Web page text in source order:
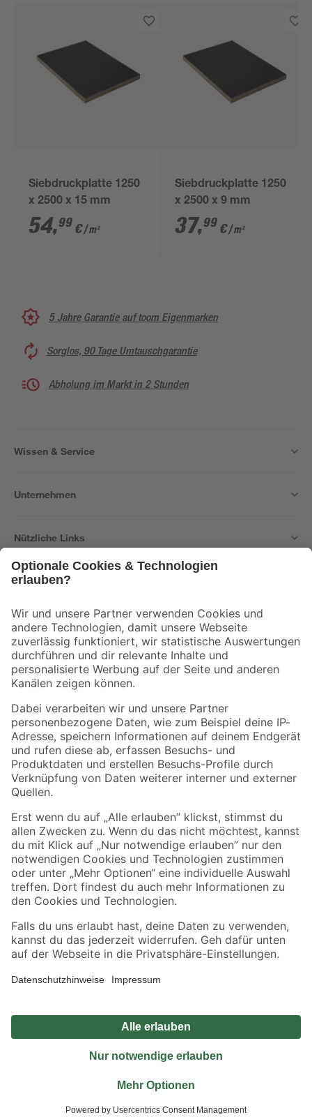
Siebdruckplatte 1250
x 2500 x 15 mm
54,99 €/ m²
Siebdruckplatte 1250
x 2500 x 9 mm
37,99 €/ m²
5 Jahre Garantie auf toom Eigenmarken
Sorglos, 90 Tage Umtauschgarantie
Abholung im Markt in 2 Stunden
Wissen & Service
Unternehmen
Nützliche Links
Der toom Newsletter: Keine Angebote und Aktionen mehr verpassen!
Zur Newsletter Anmeldung
Folge uns
Zahlungsarten Versandarten
Sicher einkaufen
Jetzt die toom-App herunterladen
Alle Preisangaben in EUR inkl. gesetzl. MwSt.. Die dargestellten Angebote sind unter
Umständen nicht in allen Märkten verfügbar. Die angegebenen Verfügbarkeiten beziehen
Produkte nur solange der Vorrat reicht.
*Paketversand ab 59 € versandkostenfrei, gilt nicht für Artikel mit Speditionsversand, hier
Privatsphäre Impressum
Nutzungsbedingungen
Widerrufsrecht
Vertrag widerrufen
© 2026 toom Baumarkt GmbH